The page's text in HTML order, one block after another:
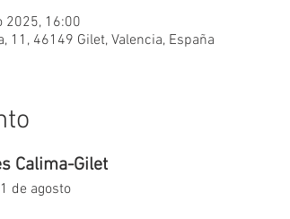
2025, 16:00
11, 46149 Gilet, Valencia, España
Calima-Gilet
de agosto